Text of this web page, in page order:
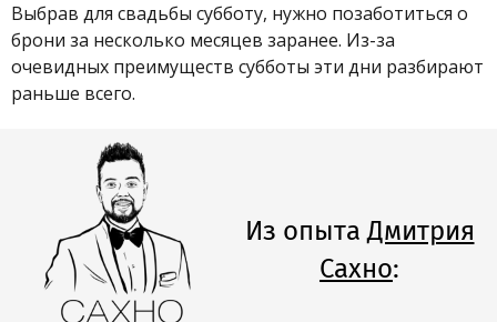
Выбрав для свадьбы субботу, нужно позаботиться о
брони за несколько месяцев заранее. Из-за
очевидных преимуществ субботы эти дни разбирают
раньше всего.
Из опытаДмитрия
Сахно: